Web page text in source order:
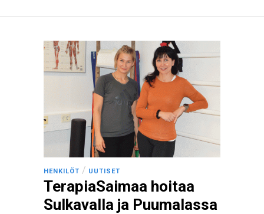
HENKILÖT / UUTISET
TerapiaSaimaa hoitaa
Sulkavalla ja Puumalassa